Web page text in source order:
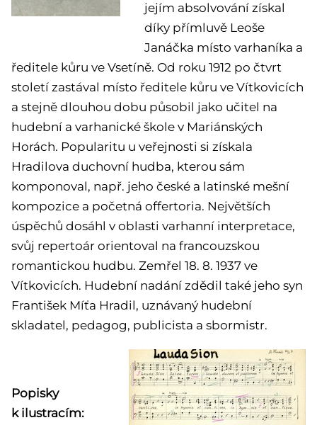
jejím absolvování získal
díky přímluvě Leoše
Janáčka místo varhaníka a
ředitele kůru ve Vsetíně. Od roku 1912 po čtvrt
století zastával místo ředitele kůru ve Vítkovicích
a stejně dlouhou dobu působil jako učitel na
hudební a varhanické škole v Mariánských
Horách. Popularitu u veřejnosti si získala
Hradilova duchovní hudba, kterou sám
komponoval, např. jeho české a latinské mešní
kompozice a početná offertoria. Největších
úspěchů dosáhl v oblasti varhanní interpretace,
svůj repertoár orientoval na francouzskou
romantickou hudbu. Zemřel 18. 8. 1937 ve
Vítkovicích. Hudební nadání zdědil také jeho syn
František Míťa Hradil, uznávaný hudební
skladatel, pedagog, publicista a sbormistr.
Popisky
k ilustracím: